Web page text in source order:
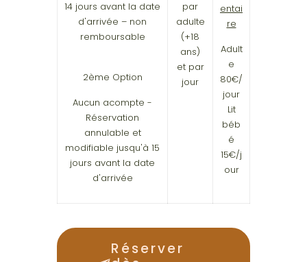
14 jours avant la date
d'arrivée – non
remboursable
2ème Option
Aucun acompte -
Réservation
annulable et
modifiable jusqu'à 15
jours avant la date
d'arrivée
par
adulte
(+18
ans)
et par
jour
entai
re
Adult
e
80€/
jour
Lit
béb
é
15€/j
our
Réserver